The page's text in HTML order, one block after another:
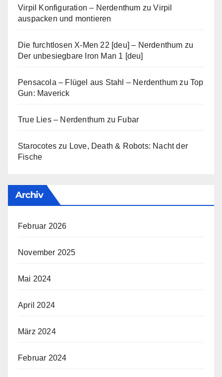
Virpil Konfiguration – Nerdenthum zuVirpil
auspacken und montieren
Die furchtlosen X-Men 22 [deu] – Nerdenthum zu
Der unbesiegbare Iron Man 1 [deu]
Pensacola – Flügel aus Stahl – Nerdenthum zuTop
Gun: Maverick
True Lies – Nerdenthum zu Fubar
Starocotes zu Love, Death & Robots: Nacht der
Fische
Archiv
Februar 2026
November 2025
Mai 2024
April 2024
März 2024
Februar 2024